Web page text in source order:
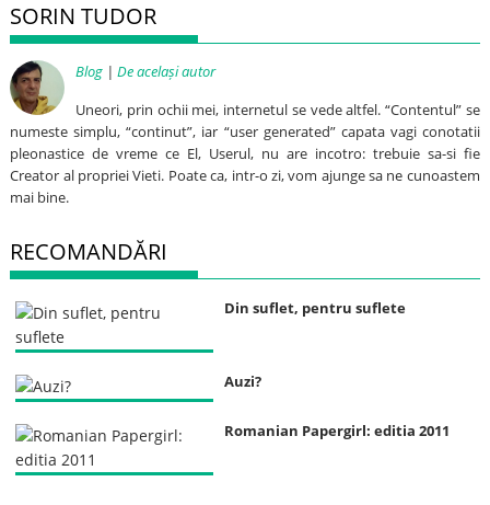
SORIN TUDOR
Blog |De același autor
Uneori, prin ochii mei, internetul se vede altfel. “Contentul” se
numeste simplu, “continut”, iar “user generated” capata vagi conotatii
pleonastice de vreme ce El, Userul, nu are incotro: trebuie sa-si fie
Creator al propriei Vieti. Poate ca, intr-o zi, vom ajunge sa ne cunoastem
mai bine.
RECOMANDĂRI
Din suflet, pentru suflete
Auzi?
Romanian Papergirl: editia 2011